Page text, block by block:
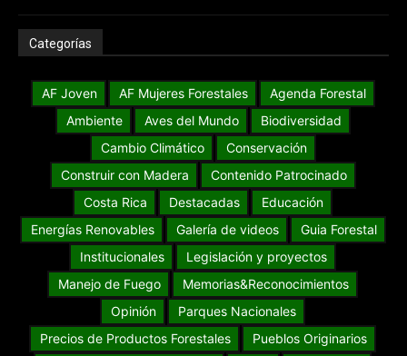
Categorías
AF Joven AF Mujeres Forestales
Agenda Forestal
Ambiente
Aves del Mundo
Biodiversidad
Cambio Climático
Conservación
Construir con Madera
Contenido Patrocinado
Costa Rica
Destacadas
Educación
Energías Renovables
Galería de videos
Guia Forestal
Institucionales
Legislación y proyectos
Manejo de Fuego
Memorias&Reconocimientos
Opinión
Parques Nacionales
Precios de Productos Forestales
Pueblos Originarios